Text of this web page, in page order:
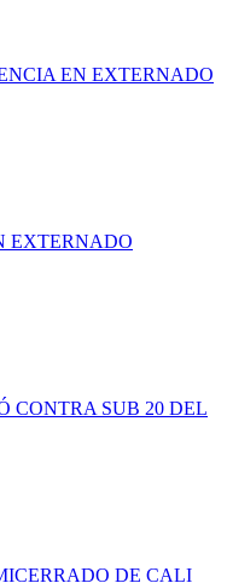
EN EXTERNADO
EXTERNADO
CONTRA SUB 20 DEL
DE CALI